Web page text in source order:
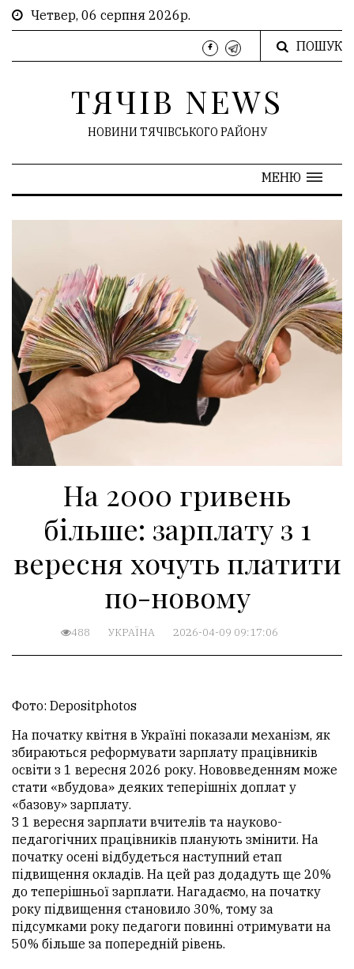
Четвер, 06 серпня 2026р.
ПОШУК
ТЯЧІВ NEWS
НОВИНИ ТЯЧІВСЬКОГО РАЙОНУ
МЕНЮ
На 2000 гривень
більше: зарплату з 1
вересня хочуть платити
по-новому
488 УКРАЇНА 2026-04-09 09:17:06
Фото: Depositphotos
На початку квітня в Україні показали механізм, як
збираються реформувати зарплату працівників
освіти з 1 вересня 2026 року. Нововведенням може
стати «вбудова» деяких теперішніх доплат у
«базову» зарплату.
З 1 вересня зарплати вчителів та науково-
педагогічних працівників планують змінити. На
початку осені відбудеться наступний етап
підвищення окладів. На цей раз додадуть ще 20%
до теперішньої зарплати. Нагадаємо, на початку
року підвищення становило 30%, тому за
підсумками року педагоги повинні отримувати на
50% більше за попередній рівень.